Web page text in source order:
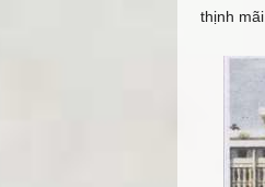
thịnh mãi.